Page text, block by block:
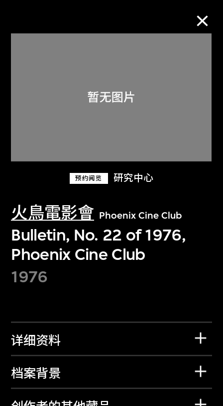
预约阅览 研究中心
火鳥電影會 Phoenix Cine Club
Bulletin, No. 22 of 1976,
Phoenix Cine Club
1976
详细资料
档案背景
关于M+藏品
探索世界顶级的二十及二十一世纪视觉
文化藏品。